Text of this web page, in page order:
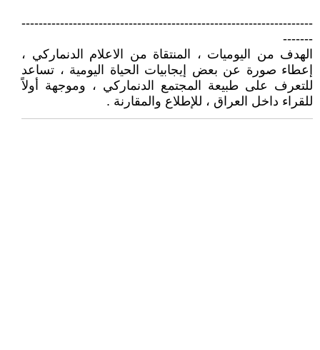
--------------------------------------------------------------------
-------
الهدف من اليوميات ، المنتقاة من الاعلام الدنماركي ،
إعطاء صورة عن بعض إيجابيات الحياة اليومية ، تساعد
للتعرف على طبيعة المجتمع الدنماركي ، وموجهة أولاً
للقراء داخل العراق ، للإطلاع والمقارنة .